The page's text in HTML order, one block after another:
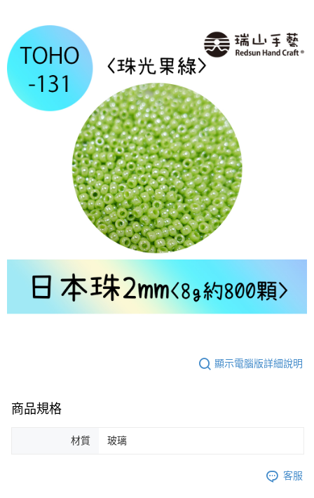
顯示電腦版詳細說明
商品規格
材質 玻璃
客服